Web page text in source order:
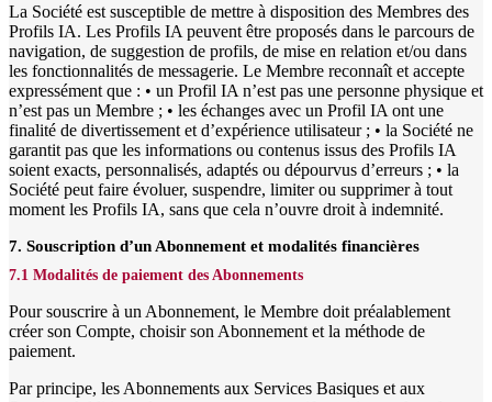
La Société est susceptible de mettre à disposition des Membres des
Profils IA. Les Profils IA peuvent être proposés dans le parcours de
navigation, de suggestion de profils, de mise en relation et/ou dans
les fonctionnalités de messagerie. Le Membre reconnaît et accepte
expressément que : • un Profil IA n’est pas une personne physique et
n’est pas un Membre ; • les échanges avec un Profil IA ont une
finalité de divertissement et d’expérience utilisateur ; • la Société ne
garantit pas que les informations ou contenus issus des Profils IA
soient exacts, personnalisés, adaptés ou dépourvus d’erreurs ; • la
Société peut faire évoluer, suspendre, limiter ou supprimer à tout
moment les Profils IA, sans que cela n’ouvre droit à indemnité.
7. Souscription d’un Abonnement et modalités financières
7.1 Modalités de paiement des Abonnements
Pour souscrire à un Abonnement, le Membre doit préalablement
créer son Compte, choisir son Abonnement et la méthode de
paiement.
Par principe, les Abonnements aux Services Basiques et aux